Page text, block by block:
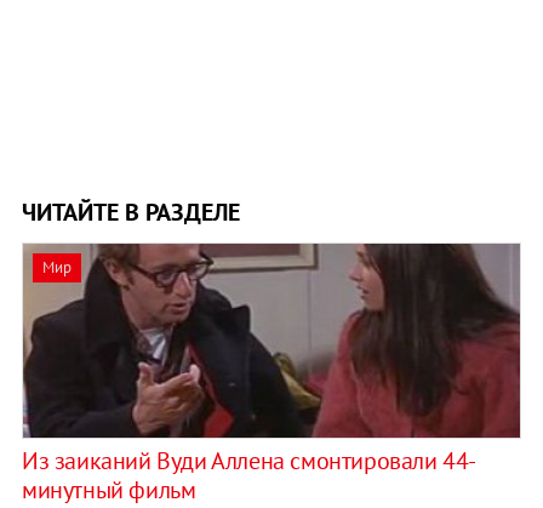
ЧИТАЙТЕ В РАЗДЕЛЕ
Мир
Из заиканий Вуди Аллена смонтировали 44-
минутный фильм